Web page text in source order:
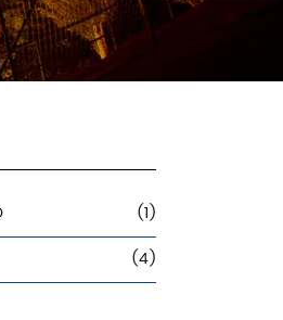
(1)
(4)